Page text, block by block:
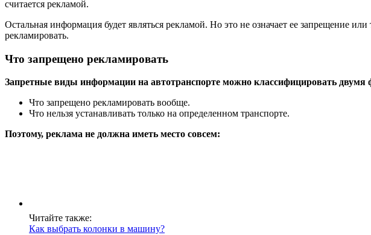
считается рекламой.
Остальная информация будет являться рекламой. Но это не означает ее запрещение
рекламировать.
Что запрещено рекламировать
Запретные виды информации на автотранспорте можно классифицировать двумя
Что запрещено рекламировать вообще.
Что нельзя устанавливать только на определенном транспорте.
Поэтому, реклама не должна иметь место совсем:
Читайте также:
Как выбрать колонки в машину?